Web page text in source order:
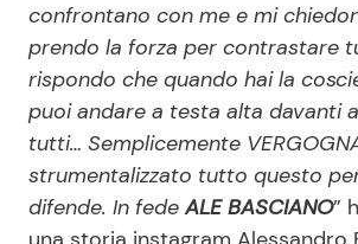
confrontano con me e mi
prendo la forza per contrastare
rispondo che quando hai la
puoi andare a testa alta davanti
tutti… Semplicemente
strumentalizzato tutto questo
difende. In fedeALE BASCIANO”